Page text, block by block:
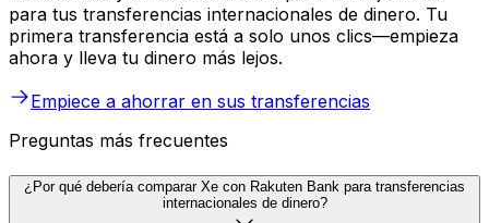
para tus transferencias internacionales de dinero. Tu
primera transferencia está a solo unos clics—empieza
ahora y lleva tu dinero más lejos.
Empiece a ahorrar en sus transferencias
Preguntas más frecuentes
¿Por qué debería comparar Xe con Rakuten Bank para transferencias
internacionales de dinero?